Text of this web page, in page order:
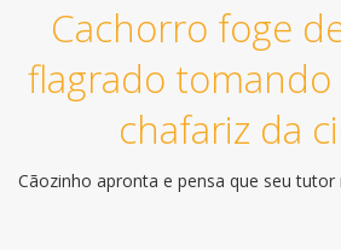
Cachorro foge
flagrado
chafariz da
Cãozinho apronta e pensa que seu